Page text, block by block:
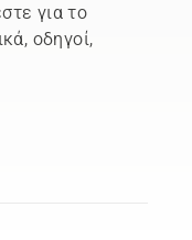
για το
οδηγοί,